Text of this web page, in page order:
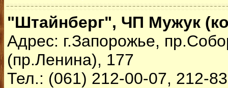
"Штайнберг", ЧП Мужук
Адрес: г.Запорожье,
(пр.Ленина), 177
Тел.: (061) 212-00-07, 212-